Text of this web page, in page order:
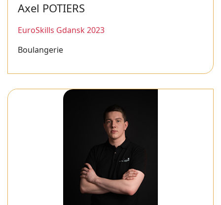
Axel POTIERS
EuroSkills Gdansk 2023
Boulangerie